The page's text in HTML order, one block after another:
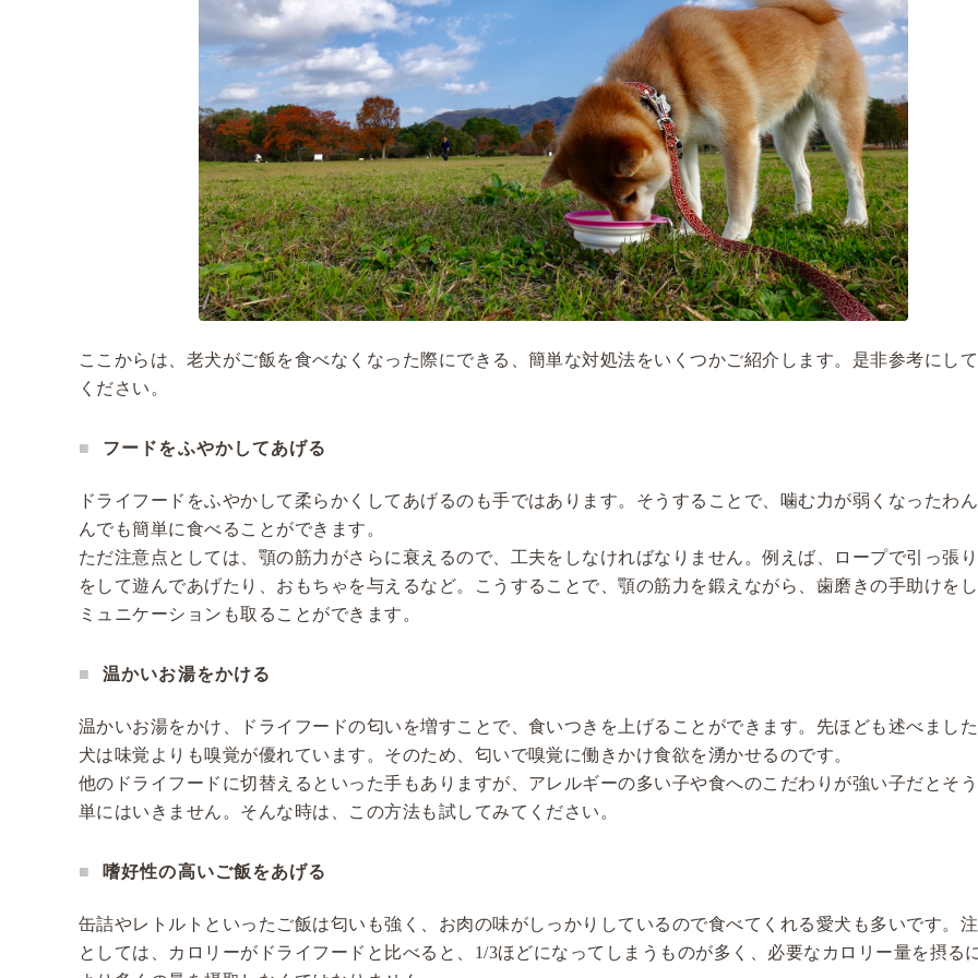
ここからは、老犬がご飯を食べなくなった際にできる、簡単な対処法をいくつかご紹介します。是非参考にし
ください。
フードをふやかしてあげる
ドライフードをふやかして柔らかくしてあげるのも手ではあります。そうすることで、噛む力が弱くなったわ
んでも簡単に食べることができます。
ただ注意点としては、顎の筋力がさらに衰えるので、工夫をしなければなりません。例えば、ロープで引っ張
をして遊んであげたり、おもちゃを与えるなど。こうすることで、顎の筋力を鍛えながら、歯磨きの手助けを
ミュニケーションも取ることができます。
温かいお湯をかける
温かいお湯をかけ、ドライフードの匂いを増すことで、食いつきを上げることができます。先ほども述べまし
犬は味覚よりも嗅覚が優れています。そのため、匂いで嗅覚に働きかけ食欲を湧かせるのです。
他のドライフードに切替えるといった手もありますが、アレルギーの多い子や食へのこだわりが強い子だとそ
単にはいきません。そんな時は、この方法も試してみてください。
嗜好性の高いご飯をあげる
缶詰やレトルトといったご飯は匂いも強く、お肉の味がしっかりしているので食べてくれる愛犬も多いです。
としては、カロリーがドライフードと比べると、1/3ほどになってしまうものが多く、必要なカロリー量を摂る